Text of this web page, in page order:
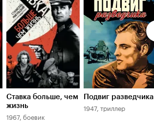
7.8
Ставка больше, чем
жизнь
1967, боевик
Подвиг разведчика
1947, триллер